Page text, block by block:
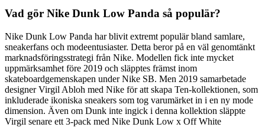
Vad gör Nike Dunk Low Panda så populär?
Nike Dunk Low Panda har blivit extremt populär bland samlare,
sneakerfans och modeentusiaster. Detta beror på en väl genomtänkt
marknadsföringsstrategi från Nike. Modellen fick inte mycket
uppmärksamhet före 2019 och släpptes främst inom
skateboardgemenskapen under Nike SB. Men 2019 samarbetade
designer Virgil Abloh med Nike för att skapa Ten-kollektionen, som
inkluderade ikoniska sneakers som tog varumärket in i en ny mode
dimension. Även om Dunk inte ingick i denna kollektion släppte
Virgil senare ett 3-pack med Nike Dunk Low x Off White